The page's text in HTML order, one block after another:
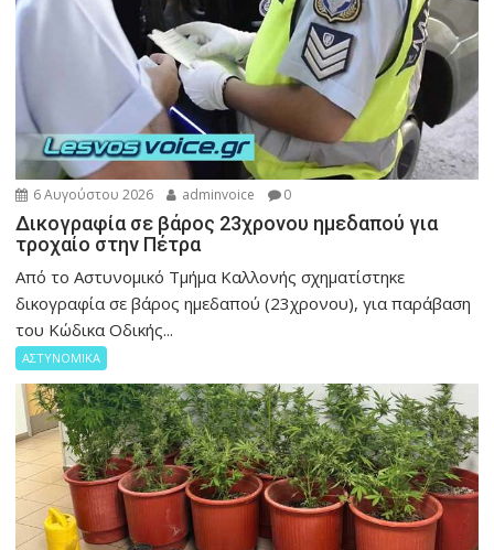
6 Αυγούστου 2026 adminvoice 0
Δικογραφία σε βάρος 23χρονου ημεδαπού για
τροχαίο στην Πέτρα
Από το Αστυνομικό Τμήμα Καλλονής σχηματίστηκε
δικογραφία σε βάρος ημεδαπού (23χρονου), για παράβαση
του Κώδικα Οδικής...
ΑΣΤΥΝΟΜΙΚΑ